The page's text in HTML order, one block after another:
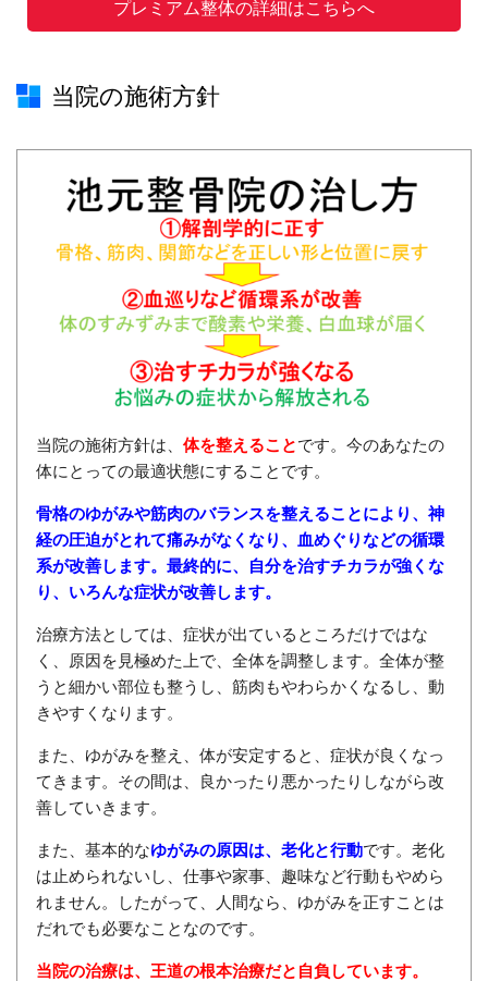
プレミアム整体の詳細はこちらへ
当院の施術方針
当院の施術方針は、 体を整えることです。今のあなたの
体にとっての最適状態にすることです。
骨格のゆがみや筋肉のバランスを整えることにより、神
経の圧迫がとれて痛みがなくなり、血めぐりなどの循環
系が改善します。最終的に、自分を治すチカラが強くな
り、いろんな症状が改善します。
治療方法としては、症状が出ているところだけではな
く、原因を見極めた上で、全体を調整します。全体が整
うと細かい部位も整うし、筋肉もやわらかくなるし、動
きやすくなります。
また、ゆがみを整え、体が安定すると、症状が良くなっ
てきます。その間は、良かったり悪かったりしながら改
善していきます。
また、基本的なゆがみの原因は、老化と行動です。老化
は止められないし、仕事や家事、趣味など行動もやめら
れません。したがって、人間なら、ゆがみを正すことは
だれでも必要なことなのです。
当院の治療は、王道の根本治療だと自負しています。